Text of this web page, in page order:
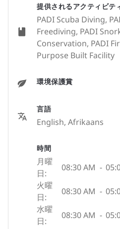
提供されるアクティビテ
PADI Scuba Diving,
Freediving, PADI
Conservation, PADI
Purpose Built Facility
環境保護賞
言語
English, Afrikaans
時間
月曜
日:
08:30 AM -
火曜
日:
08:30 AM -
水曜
日:
08:30 AM -